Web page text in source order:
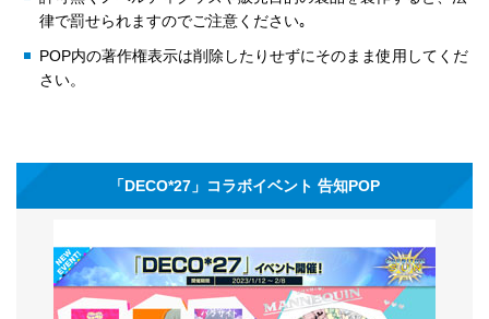
律で罰せられますのでご注意ください｡
POP内の著作権表示は削除したりせずにそのまま使用してくだ
さい。
「DECO*27」コラボイベント 告知POP